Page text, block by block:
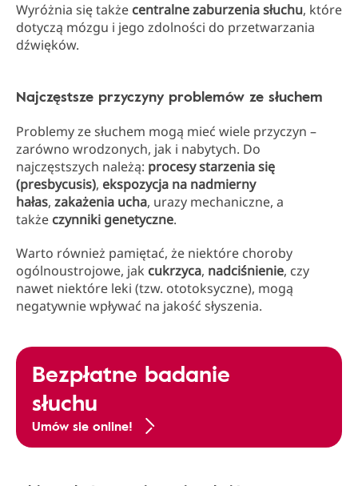
Wyróżnia się także centralne zaburzenia słuchu, które
dotyczą mózgu i jego zdolności do przetwarzania
dźwięków.
Najczęstsze przyczyny problemów ze słuchem
Problemy ze słuchem mogą mieć wiele przyczyn –
zarówno wrodzonych, jak i nabytych. Do
najczęstszych należą: procesy starzenia się
(presbycusis), ekspozycja na nadmierny
hałas, zakażenia ucha, urazy mechaniczne, a
także czynniki genetyczne.
Warto również pamiętać, że niektóre choroby
ogólnoustrojowe, jak cukrzyca, nadciśnienie, czy
nawet niektóre leki (tzw. ototoksyczne), mogą
negatywnie wpływać na jakość słyszenia.
Bezpłatne badanie
słuchu
Umów sie online!